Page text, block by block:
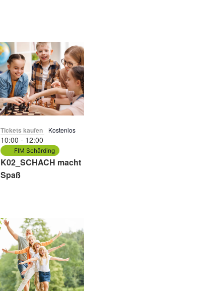
K02_SCHACH macht
Spaß
10:00 - 12:00
FIM Schärding
Tickets kaufen Kostenlos